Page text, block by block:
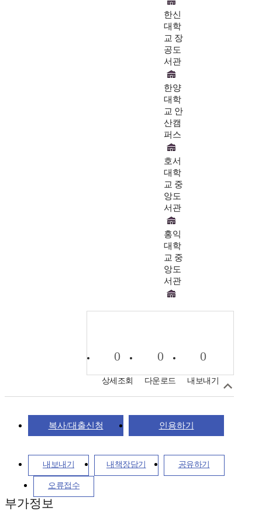
한신
대학
교 장
공도
서관
한양
대학
교 안
산캠
퍼스
호서
대학
교 중
앙도
서관
홍익
대학
교 중
앙도
서관
0
상세조회
0
다운로드
0
내보내기
복사/대출신청 인용하기
내보내기 내책장담기 공유하기
오류접수
부가정보